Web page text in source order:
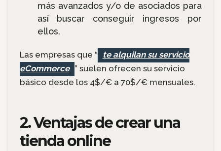
más avanzados y/o de asociados para
así buscar conseguir ingresos por
ellos.
Las empresas que “
te alquilan su servicio
eCommerce ” suelen ofrecen su servicio
básico desde los 4$/€ a 70$/€ mensuales.
2. Ventajas de crear una
tienda online